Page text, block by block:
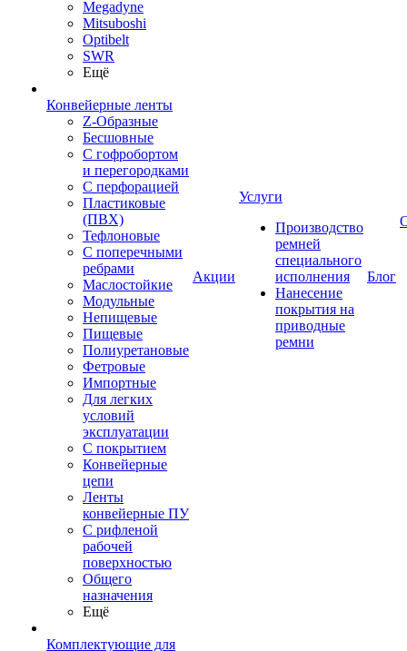
Megadyne
Mitsuboshi
Optibelt
SWR
Ещё
Конвейерные ленты
Z-Образные
Бесшовные
С гофробортом
и перегородками
С перфорацией
Пластиковые
(ПВХ)
Тефлоновые
С поперечными
ребрами
Маслостойкие
Модульные
Непищевые
Пищевые
Полиуретановые
Фетровые
Импортные
Для легких
условий
эксплуатации
С покрытием
Конвейерные
цепи
Ленты
конвейерные ПУ
С рифленой
рабочей
поверхностью
Общего
назначения
Ещё
Комплектующие для
Акции
Услуги
Производство
ремней
специального
исполнения
Нанесение
покрытия на
приводные
ремни
Блог